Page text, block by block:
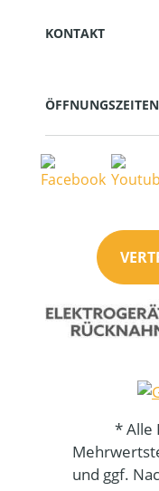
KONTAKT
ÖFFNUNGSZEITEN
* Alle
und ggf.